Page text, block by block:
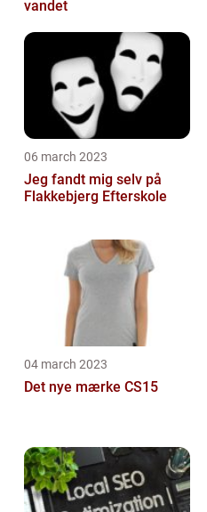
vandet
06 march 2023
Jeg fandt mig selv på
Flakkebjerg Efterskole
04 march 2023
Det nye mærke CS15